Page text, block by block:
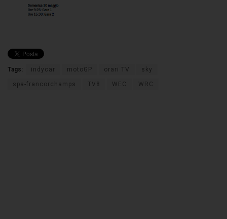
Tags: indycar motoGP orari TV sky
spa-francorchamps TV8 WEC WRC